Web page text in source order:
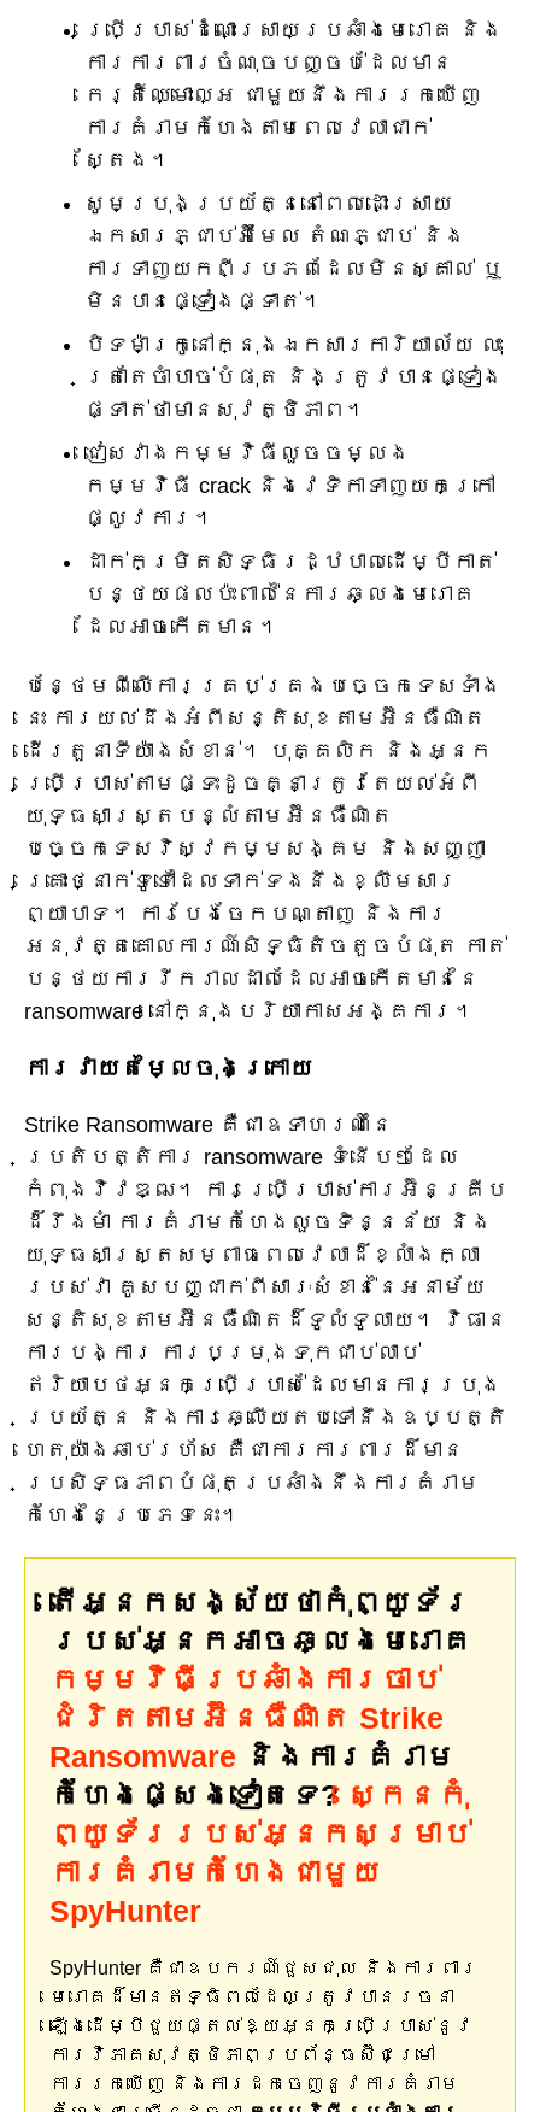
ប្រើប្រាស់ដំណោះស្រាយប្រឆាំងមេរោគ និង
ការការពារចំណុចបញ្ចប់ដែលមាន
កេរ្តិ៍ឈ្មោះល្អ ជាមួយនឹងការរកឃើញ
ការគំរាមកំហែងតាមពេលវេលាជាក់
ស្តែង។
សូមប្រុងប្រយ័ត្ននៅពេលដោះស្រាយ
ឯកសារភ្ជាប់អ៊ីមែល តំណភ្ជាប់ និង
ការទាញយកពីប្រភពដែលមិនស្គាល់ ឬ
មិនបានផ្ទៀងផ្ទាត់។
បិទ​ម៉ាក្រូ​នៅ​ក្នុង​ឯកសារ​ការិយាល័យ លុះ
ត្រា​តែ​ចាំបាច់​បំផុត និង​ត្រូវ​បាន​ផ្ទៀង
ផ្ទាត់​ថា​មាន​សុវត្ថិភាព។
ជៀសវាងកម្មវិធីលួចចម្លង
កម្មវិធី crack និងវេទិកាទាញយកក្រៅ
ផ្លូវការ។
ដាក់កម្រិតសិទ្ធិរដ្ឋបាលដើម្បីកាត់
បន្ថយផលប៉ះពាល់នៃការឆ្លងមេរោគ
ដែលអាចកើតមាន។
បន្ថែមពីលើការគ្រប់គ្រងបច្ចេកទេសទាំង
នេះ ការយល់ដឹងអំពីសន្តិសុខតាមអ៊ីនធឺណិត
ដើរតួនាទីយ៉ាងសំខាន់។ បុគ្គលិក និងអ្នក
ប្រើប្រាស់តាមផ្ទះដូចគ្នាត្រូវតែយល់អំពី
យុទ្ធសាស្ត្របន្លំតាមអ៊ីនធឺណិត
បច្ចេកទេសវិស្វកម្មសង្គម និងសញ្ញា
គ្រោះថ្នាក់ទូទៅដែលទាក់ទងនឹងខ្លឹមសារ
ព្យាបាទ។ ការបែងចែកបណ្តាញ និងការ
អនុវត្តគោលការណ៍សិទ្ធិតិចតួចបំផុត កាត់
បន្ថយការរីករាលដាលដែលអាចកើតមាននៃ
ransomware នៅក្នុងបរិយាកាសអង្គការ។
ការវាយតម្លៃចុងក្រោយ
Strike Ransomware គឺជាឧទាហរណ៍នៃ
ប្រតិបត្តិការ ransomware ទំនើបៗដែល
កំពុងវិវឌ្ឍ។ ការប្រើប្រាស់ការអ៊ិនគ្រីប
ដ៏រឹងមាំ ការគំរាមកំហែងលួចទិន្នន័យ និង
យុទ្ធសាស្ត្រសម្ពាធពេលវេលាដ៏ខ្លាំងក្លា
របស់វា គូសបញ្ជាក់ពីសារៈសំខាន់នៃអនាម័យ
សន្តិសុខតាមអ៊ីនធឺណិតដ៏ទូលំទូលាយ។ វិធាន
ការបង្ការ ការបម្រុងទុកជាប់លាប់
ឥរិយាបថអ្នកប្រើប្រាស់ដែលមានការប្រុង
ប្រយ័ត្ន និងការឆ្លើយតបទៅនឹងឧប្បត្តិ
ហេតុយ៉ាងឆាប់រហ័ស គឺជាការការពារដ៏មាន
ប្រសិទ្ធភាពបំផុតប្រឆាំងនឹងការគំរាម
កំហែងនៃប្រភេទនេះ។
តើអ្នកសង្ស័យថាកុំព្យូទ័រ
របស់អ្នកអាចឆ្លងមេរោគ
កម្មវិធី​ប្រឆាំង​ការ​ចាប់​
ជំរិត​តាម​អ៊ីនធឺណិត Strike
Ransomware និងការគំរាម
កំហែងផ្សេងទៀតទេ? ស្កេនកុំ
ព្យូទ័ររបស់អ្នកសម្រាប់
ការគំរាមកំហែងជាមួយ
SpyHunter
SpyHunter គឺជាឧបករណ៍ជួសជុល និងការពារ
មេរោគដ៏មានឥទ្ធិពលដែលត្រូវបានរចនា
ឡើងដើម្បីជួយផ្តល់ឱ្យអ្នកប្រើប្រាស់នូវ
ការវិភាគសុវត្ថិភាពប្រព័ន្ធស៊ីជម្រៅ
ការរកឃើញ និងការដកចេញនូវការគំរាម